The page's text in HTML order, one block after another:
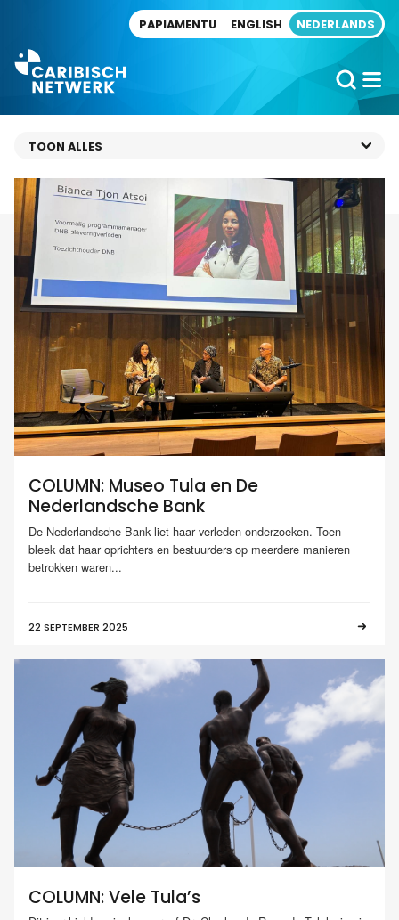
PAPIAMENTU ENGLISH NEDERLANDS
COLUMN: Museo Tula en De
Nederlandsche Bank
De Nederlandsche Bank liet haar verleden onderzoeken. Toen
bleek dat haar oprichters en bestuurders op meerdere manieren
betrokken waren...
22 SEPTEMBER 2025
COLUMN: Vele Tula’s